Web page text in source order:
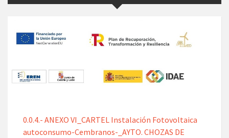
0.0.4.- ANEXO VI_CARTEL Instalación Fotovoltaica
autoconsumo-Cembranos-_AYTO. CHOZAS DE